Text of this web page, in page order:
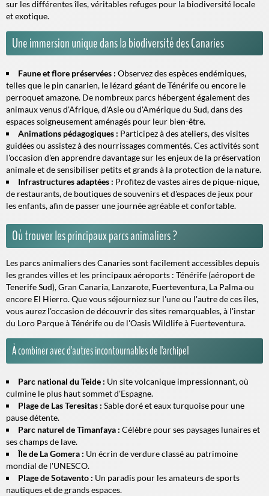
sur les différentes îles, véritables refuges pour la biodiversité locale
et exotique.
Une immersion unique dans la biodiversité des Canaries
Faune et flore préservées : Observez des espèces endémiques,
telles que le pin canarien, le lézard géant de Ténérife ou encore le
perroquet amazone. De nombreux parcs hébergent également des
animaux venus d'Afrique, d'Asie ou d'Amérique du Sud, dans des
espaces soigneusement aménagés pour leur bien-être.
Animations pédagogiques : Participez à des ateliers, des visites
guidées ou assistez à des nourrissages commentés. Ces activités sont
l'occasion d'en apprendre davantage sur les enjeux de la préservation
animale et de sensibiliser petits et grands à la protection de la nature.
Infrastructures adaptées : Profitez de vastes aires de pique-nique,
de restaurants, de boutiques de souvenirs et d'espaces de jeux pour
les enfants, afin de passer une journée agréable et confortable.
Où trouver les principaux parcs animaliers ?
Les parcs animaliers des Canaries sont facilement accessibles depuis
les grandes villes et les principaux aéroports : Ténérife (aéroport de
Tenerife Sud), Gran Canaria, Lanzarote, Fuerteventura, La Palma ou
encore El Hierro. Que vous séjourniez sur l'une ou l'autre de ces îles,
vous aurez l'occasion de découvrir des sites remarquables, à l'instar
du Loro Parque à Ténérife ou de l'Oasis Wildlife à Fuerteventura.
À combiner avec d'autres incontournables de l'archipel
Parc national du Teide : Un site volcanique impressionnant, où
culmine le plus haut sommet d'Espagne.
Plage de Las Teresitas : Sable doré et eaux turquoise pour une
pause détente.
Parc naturel de Timanfaya : Célèbre pour ses paysages lunaires et
ses champs de lave.
Île de La Gomera : Un écrin de verdure classé au patrimoine
mondial de l'UNESCO.
Plage de Sotavento : Un paradis pour les amateurs de sports
nautiques et de grands espaces.